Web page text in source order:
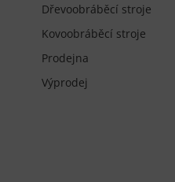
Dřevoobráběcí stroje
Kovoobráběcí stroje
Prodejna
Výprodej